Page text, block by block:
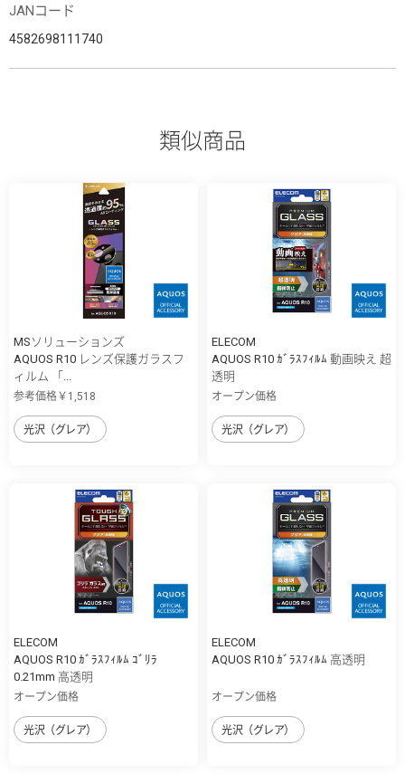
JANコード
4582698111740
類似商品
MSソリューションズ
AQUOS R10 レンズ保護ガラスフ
ィルム 「...
参考価格￥1,518
光沢（グレア）
ELECOM
AQUOS R10 ｶﾞﾗｽﾌｨﾙﾑ 動画映え 超
透明
オープン価格
光沢（グレア）
ELECOM
AQUOS R10 ｶﾞﾗｽﾌｨﾙﾑ ｺﾞﾘﾗ
0.21mm 高透明
オープン価格
光沢（グレア）
ELECOM
AQUOS R10 ｶﾞﾗｽﾌｨﾙﾑ 高透明
オープン価格
光沢（グレア）